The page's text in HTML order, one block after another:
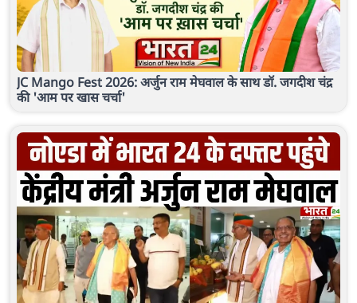
JC Mango Fest 2026: अर्जुन राम मेघवाल के साथ डॉ. जगदीश चंद्र
की 'आम पर खास चर्चा'